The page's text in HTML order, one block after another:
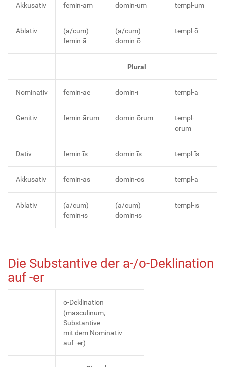
Akkusativ femin-am domin-um templ-um
Ablativ
(a/cum)
femin-ā
(a/cum)
domin-ō
templ-ō
Plural
Nominativ femin-ae domin-ī templ-a
Genitiv femin-ārum domin-ōrum
templ-
ōrum
Dativ femin-īs domin-īs templ-īs
Akkusativ femin-ās domin-ōs templ-a
Ablativ
(a/cum)
femin-īs
(a/cum)
domin-īs
templ-īs
Die Substantive der a-/o-Deklination
auf -er
o-Deklination
(masculinum,
Substantive
mit dem Nominativ
auf -er)